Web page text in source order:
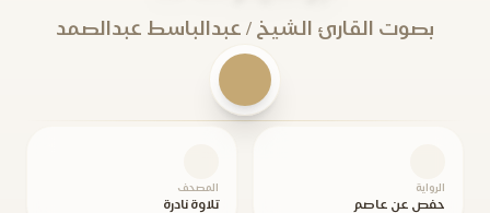
بصوت القارئ الشيخ / عبدالباسط عبدالصمد
الرواية
حفص عن عاصم
المصحف
تلاوة نادرة